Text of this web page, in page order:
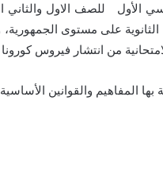
على مستوى
من انتشار فيروس
والقوانين الأساسية